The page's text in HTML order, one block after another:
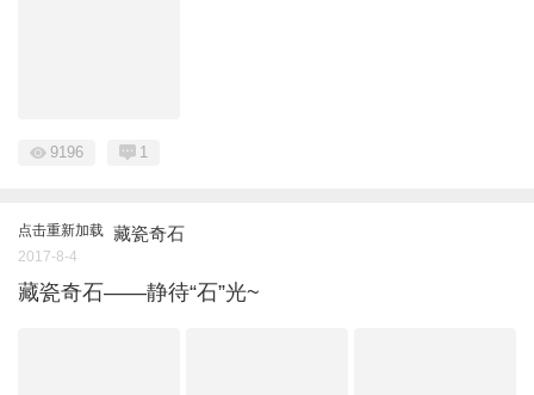
9196 1
点击重新加载 藏瓷奇石
2017-8-4
藏瓷奇石——静待“石”光~